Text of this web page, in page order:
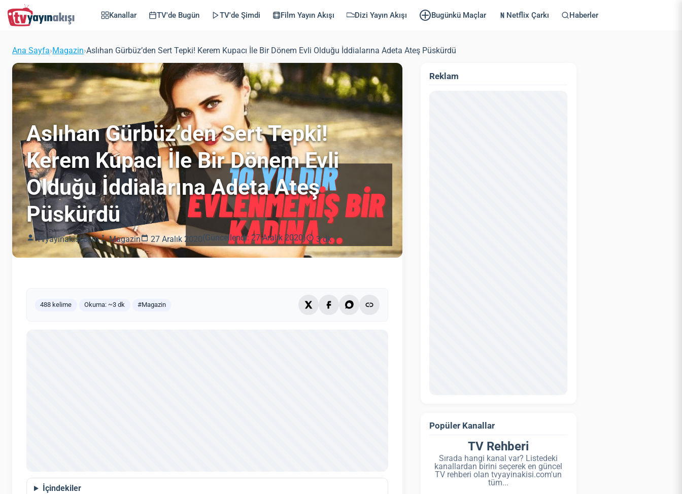
Kanallar TV'de Bugün TV'de Şimdi Film Yayın Akışı Dizi Yayın Akışı Bugünkü Maçlar Netflix Çarkı Haberler
Ana Sayfa›Magazin›Aslıhan Gürbüz’den Sert Tepki! Kerem Kupacı İle Bir Dönem Evli Olduğu İddialarına Adeta Ateş Püskürdü
Aslıhan Gürbüz’den Sert Tepki!
Kerem Kupacı İle Bir Dönem Evli
Olduğu İddialarına Adeta Ateş
Püskürdü
Tvyayinakisi.com Magazin 27 Aralık 2020(Güncellendi: 27 Aralık 2020) 3 dk
488 kelime Okuma: ~3 dk #Magazin
İçindekiler
Reklam
Popüler Kanallar
TV Rehberi
Sırada hangi kanal var? Listedeki
kanallardan birini seçerek en güncel
TV rehberi olan tvyayinakisi.com'un
tüm...